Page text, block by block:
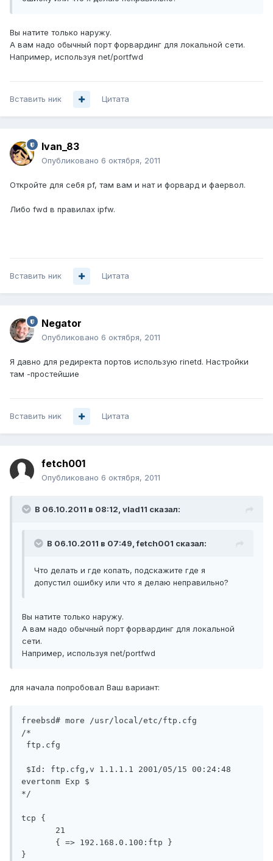
Вы натите только наружу.
А вам надо обычный порт форвардинг для локальной сети.
Например, используя net/portfwd
Вставить ник Цитата
Ivan_83
Опубликовано 6 октября, 2011
Откройте для себя pf, там вам и нат и форвард и фаервол.
Либо fwd в правилах ipfw.
Вставить ник Цитата
Negator
Опубликовано 6 октября, 2011
Я давно для редиректа портов использую rinetd. Настройки
там -простейшие
Вставить ник Цитата
fetch001
Опубликовано 6 октября, 2011
В 06.10.2011 в 08:12, vlad11 сказал:
В 06.10.2011 в 07:49, fetch001 сказал:
Что делать и где копать, подскажите где я
допустил ошибку или что я делаю неправильно?
Вы натите только наружу.
А вам надо обычный порт форвардинг для локальной
сети.
Например, используя net/portfwd
для начала попробовал Ваш вариант:
freebsd# more /usr/local/etc/ftp.cfg
/*
evertonm Exp $
*/
tcp {
}